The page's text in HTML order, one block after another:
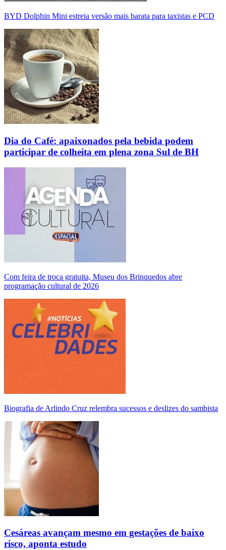
BYD Dolphin Mini estreia versão mais barata para taxistas e PCD
Dia do Café: apaixonados pela bebida podem
participar de colheita em plena zona Sul de BH
Com feira de troca gratuita, Museu dos Brinquedos abre
programação cultural de 2026
Biografia de Arlindo Cruz relembra sucessos e deslizes do sambista
Cesáreas avançam mesmo em gestações de baixo
risco, aponta estudo